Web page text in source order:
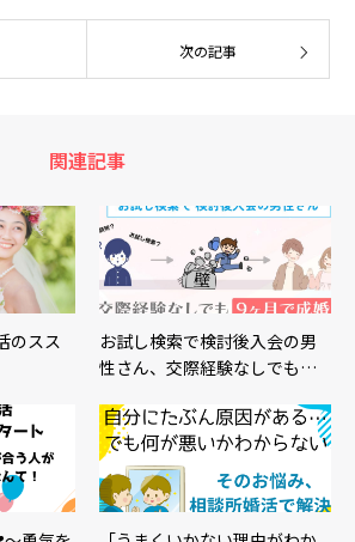
次の記事
関連記事
のスス
お試し検索で検討後入会の男
性さん、交際経験なしでも…